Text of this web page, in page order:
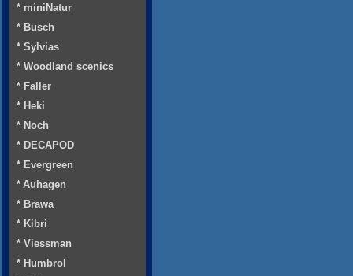
* miniNatur
* Busch
* Sylvias
* Woodland scenics
* Faller
* Heki
* Noch
* DECAPOD
* Evergreen
* Auhagen
* Brawa
* Kibri
* Viessman
* Humbrol